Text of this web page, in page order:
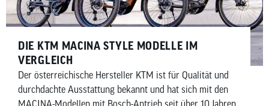
DIE KTM MACINA STYLE MODELLE IM
VERGLEICH
Der österreichische Hersteller KTM ist für Qualität und
durchdachte Ausstattung bekannt und hat sich mit den
MACINA-Modellen mit Bosch-Antrieb seit über 10 Jahren